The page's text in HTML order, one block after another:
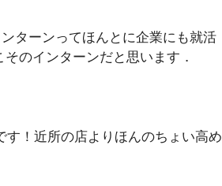
ターンってほんとに企業にも就活
のインターンだと思います．
！近所の店よりほんのちょい高め